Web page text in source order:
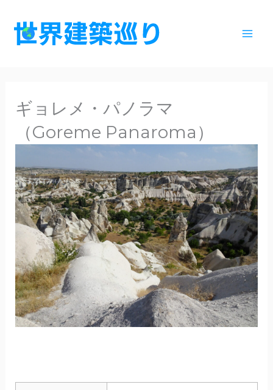
ギョレメ・パノラマ
（Goreme Panaroma）